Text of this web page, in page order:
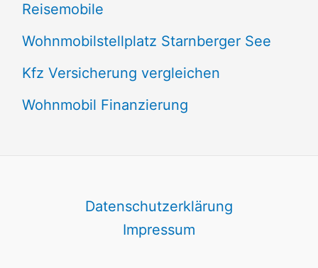
Reisemobile
Wohnmobilstellplatz Starnberger See
Kfz Versicherung vergleichen
Wohnmobil Finanzierung
Datenschutzerklärung
Impressum